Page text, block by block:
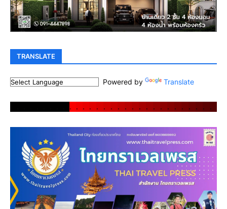
TRANSLATE
Powered by Translate
. . . . . . . . . . . . . . . . . . . . .